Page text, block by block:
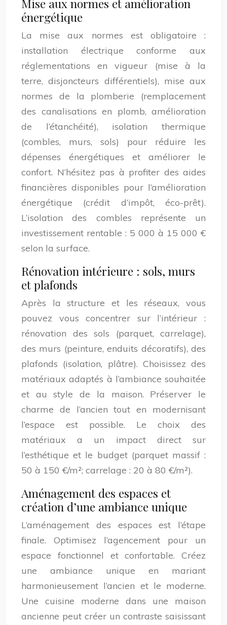
Mise aux normes et amélioration
énergétique
La mise aux normes est obligatoire :
installation électrique conforme aux
réglementations en vigueur (mise à la
terre, disjoncteurs différentiels), mise aux
normes de la plomberie (remplacement
des canalisations en plomb, amélioration
de l’étanchéité), isolation thermique
(combles, murs, sols) pour réduire les
dépenses énergétiques et améliorer le
confort. N’hésitez pas à profiter des aides
financières disponibles pour l’amélioration
énergétique (crédit d’impôt, éco-prêt).
L’isolation des combles représente un
investissement rentable : 5 000 à 15 000 €
selon la surface.
Rénovation intérieure : sols, murs
et plafonds
Après la structure et les réseaux, vous
pouvez vous concentrer sur l’intérieur :
rénovation des sols (parquet, carrelage),
des murs (peinture, enduits décoratifs), des
plafonds (isolation, plâtre). Choisissez des
matériaux adaptés à l’ambiance souhaitée
et au style de la maison. Préserver le
charme de l’ancien tout en modernisant
l’espace est possible. Le choix des
matériaux a un impact direct sur
l’esthétique et le budget (parquet massif :
50 à 150 €/m²; carrelage : 20 à 80 €/m²).
Aménagement des espaces et
création d’une ambiance unique
L’aménagement des espaces est l’étape
finale. Optimisez l’agencement pour un
espace fonctionnel et confortable. Créez
une ambiance unique en mariant
harmonieusement l’ancien et le moderne.
Une cuisine moderne dans une maison
ancienne peut créer un contraste saisissant